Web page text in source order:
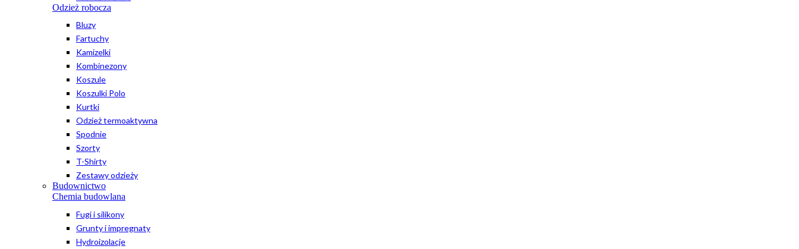
Odzież robocza
Bluzy
Fartuchy
Kamizelki
Kombinezony
Koszule
Koszulki Polo
Kurtki
Odzież termoaktywna
Spodnie
Szorty
T-Shirty
Zestawy odzieży
Budownictwo
Chemia budowlana
Fugi i silikony
Grunty i impregnaty
Hydroizolacje